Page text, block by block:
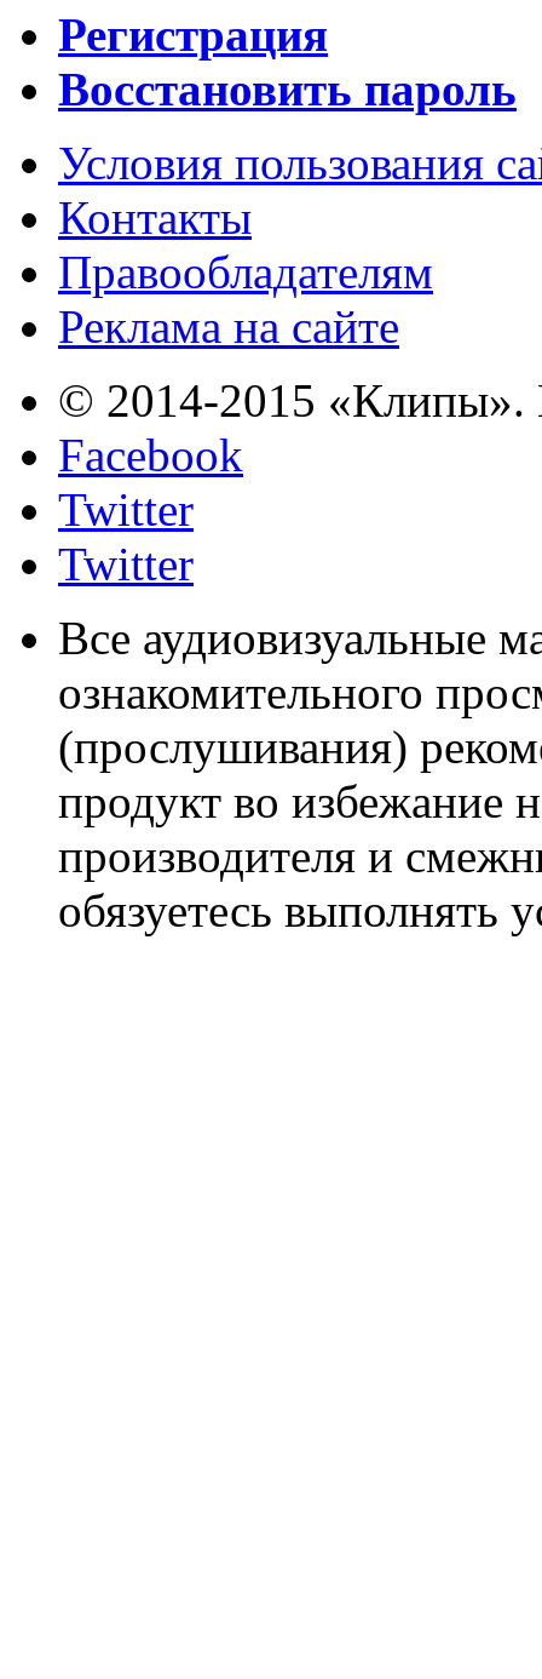
Регистрация
Восстановить пароль
Условия пользования
Контакты
Правообладателям
Реклама на сайте
© 2014-2015 «Клипы».
Facebook
Twitter
Twitter
Все аудиовизуальные
ознакомительного
(прослушивания)
продукт во избежание
производителя и
обязуетесь выполнять